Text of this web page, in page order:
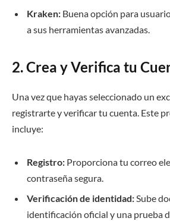
Kraken: Buena opción para
a sus herramientas avanzadas.
2. Crea y Verifica tu
Una vez que hayas seleccionado un
registrarte y verificar tu cuenta. Este
incluye:
Registro: Proporciona tu correo
contraseña segura.
Verificación de identidad:Sube
identificación oficial y una prueba